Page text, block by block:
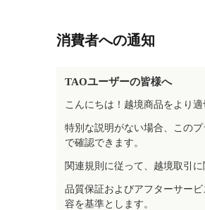
消費者への通知
TAOユーザーの皆様へ
こんにちは！越境商品をより
特別な説明がない場合、この
で確認できます。
関連規則に従って、越境取引
品質保証およびアフターサー
容を基準とします。